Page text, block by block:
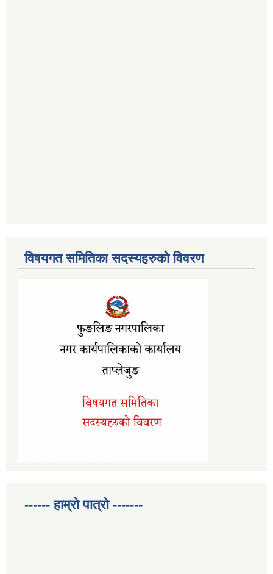
विषयगत समितिका सदस्यहरुको विवरण
------ हाम्रो पात्रो -------